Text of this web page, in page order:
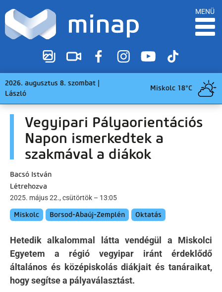
MENÜ
2026. augusztus 8. szombat |
László
Miskolc 18°C
Vegyipari Pályaorientációs
Napon ismerkedtek a
szakmával a diákok
Bacsó István
Létrehozva
2025. május 22., csütörtök – 13:05
Miskolc Borsod-Abaúj-Zemplén Oktatás
Hetedik alkalommal látta vendégül a Miskolci
Egyetem a régió vegyipar iránt érdeklődő
általános és középiskolás diákjait és tanáraikat,
hogy segítse a pályaválasztást.